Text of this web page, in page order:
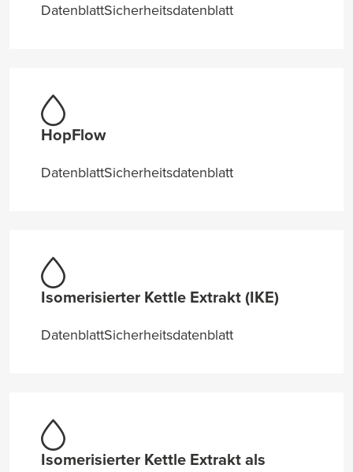
DatenblattSicherheitsdatenblatt
HopFlow
DatenblattSicherheitsdatenblatt
Isomerisierter Kettle Extrakt (IKE)
DatenblattSicherheitsdatenblatt
Isomerisierter Kettle Extrakt als